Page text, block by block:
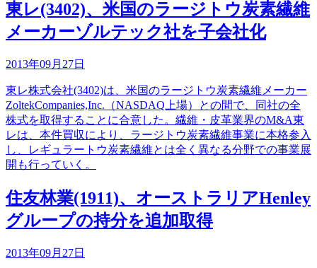
東レ(3402)、米国のラージトウ炭素繊維
メーカーゾルテック社を子会社化
2013年09月27日
東レ株式会社(3402)は、米国のラージトウ炭素繊維メーカー
ZoltekCompanies,Inc.（NASDAQ上場）との間で、同社の全
株式を取得することに合意した。繊維・皮革業界のM&A東
レは、本件買収により、ラージトウ炭素繊維事業に本格参入
し、レギュラートウ炭素繊維とは全く異なる分野での事業展
開も行っていく。
住友林業(1911)、オーストラリアHenley
グループの持分を追加取得
2013年09月27日